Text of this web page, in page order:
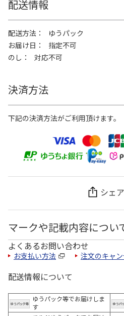
配送情報
配送方法
ゆうパック
お届け日
指定不可
のし
対応不可
決済方法
下記の決済方法がご利用頂けます。
シェ
マークや記載内容につい
よくあるお問い合わせ
お支払い方法 注文のキャ
配送情報について
ゆうパック等でお届けしま
す